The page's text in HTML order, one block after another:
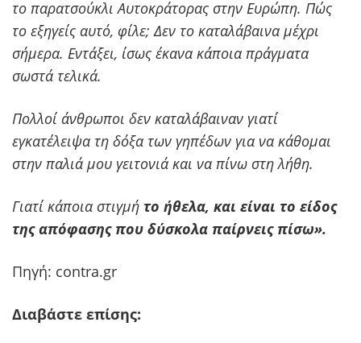
το παρατσούκλι Αυτοκράτορας στην Ευρώπη. Πώς
το εξηγείς αυτό, φίλε; Δεν το καταλάβαινα μέχρι
σήμερα. Εντάξει, ίσως έκανα κάποια πράγματα
σωστά τελικά.
Πολλοί άνθρωποι δεν καταλάβαιναν γιατί
εγκατέλειψα τη δόξα των γηπέδων για να κάθομαι
στην παλιά μου γειτονιά και να πίνω στη λήθη.
Γιατί κάποια στιγμή το ήθελα, και είναι το είδος
της απόφασης που δύσκολα παίρνεις πίσω».
Πηγή: contra.gr
Διαβάστε επίσης: